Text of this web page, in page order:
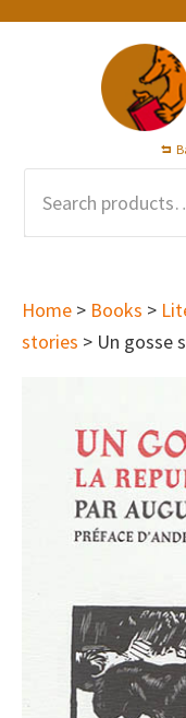
Skip
Skip
Skip
Home > Books >
stories > Un gosse